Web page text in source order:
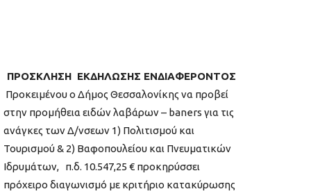
ΠΡΟΣΚΛΗΣΗ ΕΚΔΗΛΩΣΗΣ ΕΝΔΙΑΦΕΡΟΝΤΟΣ
Προκειμένου ο Δήμος Θεσσαλονίκης να προβεί
στην προμήθεια ειδών λαβάρων – baners για τις
ανάγκες των Δ/νσεων 1) Πολιτισμού και
Τουρισμού & 2) Βαφοπουλείου και Πνευματικών
Ιδρυμάτων, π.δ. 10.547,25 € προκηρύσσει
πρόχειρο διαγωνισμό με κριτήριο κατακύρωσης